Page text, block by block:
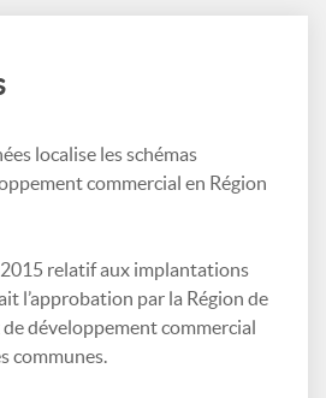
localise les schémas
commercial en Région
relatif aux implantations
l’approbation par la Région de
développement commercial
communes.